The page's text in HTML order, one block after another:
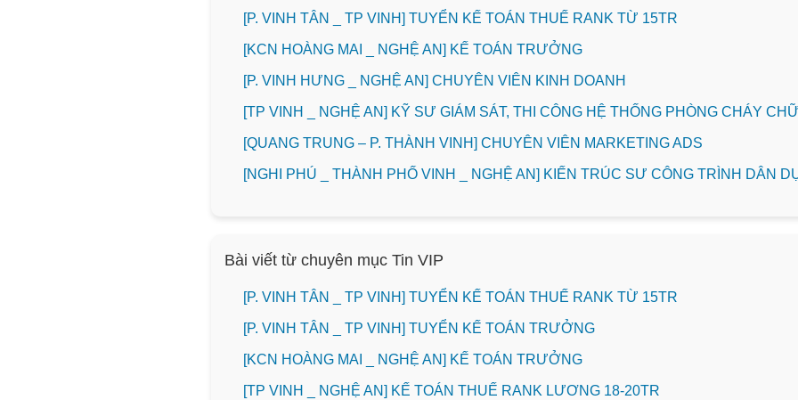
[P. VINH TÂN _ TP VINH] TUYỂN KẾ TOÁN THUẾ RANK TỪ 15TR
️[KCN HOÀNG MAI _ NGHỆ AN] KẾ TOÁN TRƯỞNG
️[P. VINH HƯNG _ NGHỆ AN] CHUYÊN VIÊN KINH DOANH
[TP VINH _ NGHỆ AN] KỸ SƯ GIÁM SÁT, THI CÔNG HỆ THỐNG PHÒNG CHÁY
[QUANG TRUNG – P. THÀNH VINH] CHUYÊN VIÊN MARKETING ADS
[NGHI PHÚ _ THÀNH PHỐ VINH _ NGHỆ AN] KIẾN TRÚC SƯ CÔNG TRÌNH DÂN
Bài viết từ chuyên mục Tin VIP
[P. VINH TÂN _ TP VINH] TUYỂN KẾ TOÁN THUẾ RANK TỪ 15TR
[P. VINH TÂN _ TP VINH] TUYỂN KẾ TOÁN TRƯỞNG
️[KCN HOÀNG MAI _ NGHỆ AN] KẾ TOÁN TRƯỞNG
[TP VINH _ NGHỆ AN] KẾ TOÁN THUẾ RANK LƯƠNG 18-20TR